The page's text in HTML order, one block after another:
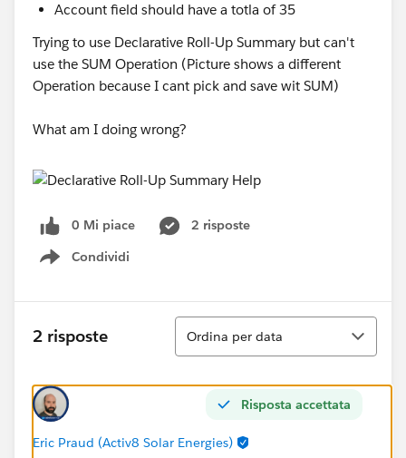
Account field should have a totla of 35
Trying to use Declarative Roll-Up Summary but can't
use the SUM Operation (Picture shows a different
Operation because I cant pick and save wit SUM)
What am I doing wrong?
0 Mi piace
2 risposte
Condividi
Show menu
2 risposte
Ordina
Ordina per data
Risposta accettata
Eric Praud (Activ8 Solar Energies)